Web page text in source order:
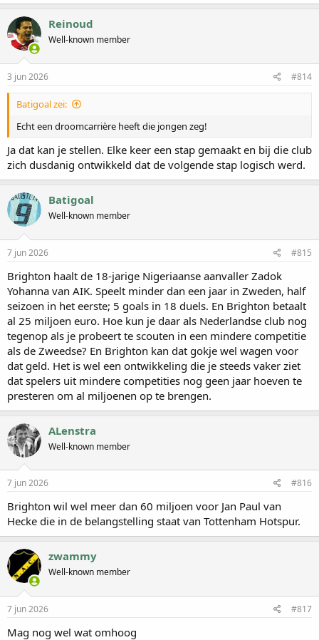
Reinoud
Well-known member
3 jun 2026 #814
Batigoal zei:
Echt een droomcarrière heeft die jongen zeg!
Ja dat kan je stellen. Elke keer een stap gemaakt en bij die club
zich dusdanig ontwikkeld dat de volgende stap logisch werd.
Batigoal
Well-known member
7 jun 2026 #815
Brighton haalt de 18-jarige Nigeriaanse aanvaller Zadok
Yohanna van AIK. Speelt minder dan een jaar in Zweden, half
seizoen in het eerste; 5 goals in 18 duels. En Brighton betaalt
al 25 miljoen euro. Hoe kun je daar als Nederlandse club nog
tegenop als je probeert te scouten in een mindere competitie
als de Zweedse? En Brighton kan dat gokje wel wagen voor
dat geld. Het is wel een ontwikkeling die je steeds vaker ziet
dat spelers uit mindere competities nog geen jaar hoeven te
presteren om al miljoenen op te brengen.
ALenstra
Well-known member
7 jun 2026 #816
Brighton wil wel meer dan 60 miljoen voor Jan Paul van
Hecke die in de belangstelling staat van Tottenham Hotspur.
zwammy
Well-known member
7 jun 2026 #817
Mag nog wel wat omhoog